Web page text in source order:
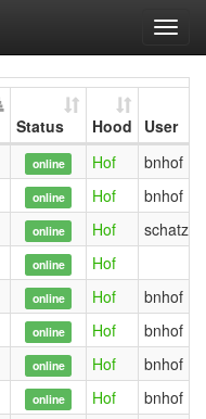
Status Hood
User
online Hof
bnhof
online Hof
bnhof
online Hof
online
Hof
online Hof
bnhof
online Hof
bnhof
online Hof
bnhof
online Hof
bnhof